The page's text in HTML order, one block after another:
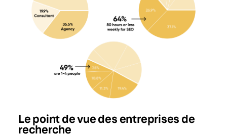
Le point de vue des entreprises de
recherche